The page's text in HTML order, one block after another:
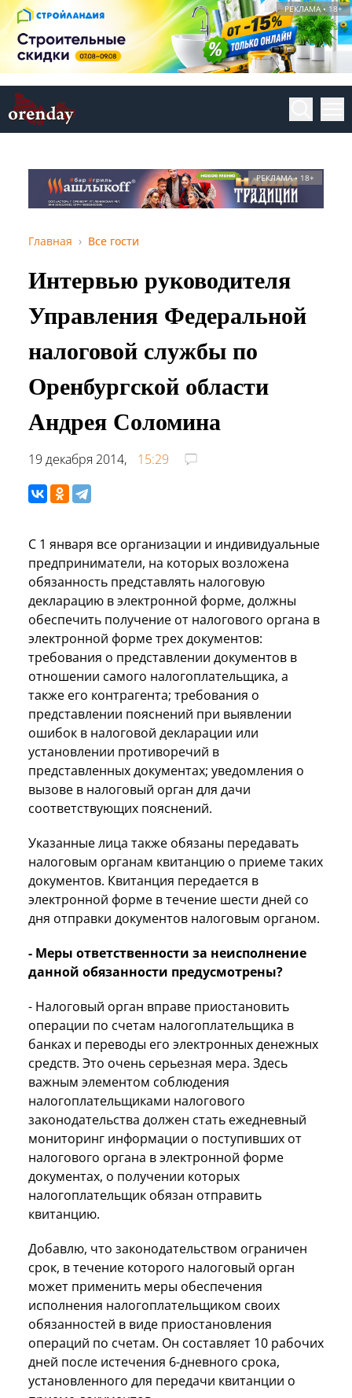
РЕКЛАМА • 18+
РЕКЛАМА • 18+
Главная Все гости
Интервью руководителя
Управления Федеральной
налоговой службы по
Оренбургской области
Андрея Соломина
19 декабря 2014, 15:29
С 1 января все организации и индивидуальные
предприниматели, на которых возложена
обязанность представлять налоговую
декларацию в электронной форме, должны
обеспечить получение от налогового органа в
электронной форме трех документов:
требования о представлении документов в
отношении самого налогоплательщика, а
также его контрагента; требования о
представлении пояснений при выявлении
ошибок в налоговой декларации или
установлении противоречий в
представленных документах; уведомления о
вызове в налоговый орган для дачи
соответствующих пояснений.
Указанные лица также обязаны передавать
налоговым органам квитанцию о приеме таких
документов. Квитанция передается в
электронной форме в течение шести дней со
дня отправки документов налоговым органом.
- Меры ответственности за неисполнение
данной обязанности предусмотрены?
- Налоговый орган вправе приостановить
операции по счетам налогоплательщика в
банках и переводы его электронных денежных
средств. Это очень серьезная мера. Здесь
важным элементом соблюдения
налогоплательщиками налогового
законодательства должен стать ежедневный
мониторинг информации о поступивших от
налогового органа в электронной форме
документах, о получении которых
налогоплательщик обязан отправить
квитанцию.
Добавлю, что законодательством ограничен
срок, в течение которого налоговый орган
может применить меры обеспечения
исполнения налогоплательщиком своих
обязанностей в виде приостановления
операций по счетам. Он составляет 10 рабочих
дней после истечения 6-дневного срока,
установленного для передачи квитанции о